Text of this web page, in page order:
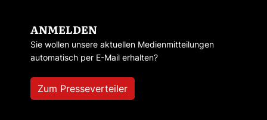
ANMELDEN
Sie wollen unsere aktuellen Medienmitteilungen
automatisch per E-Mail erhalten?
Zum Presseverteiler